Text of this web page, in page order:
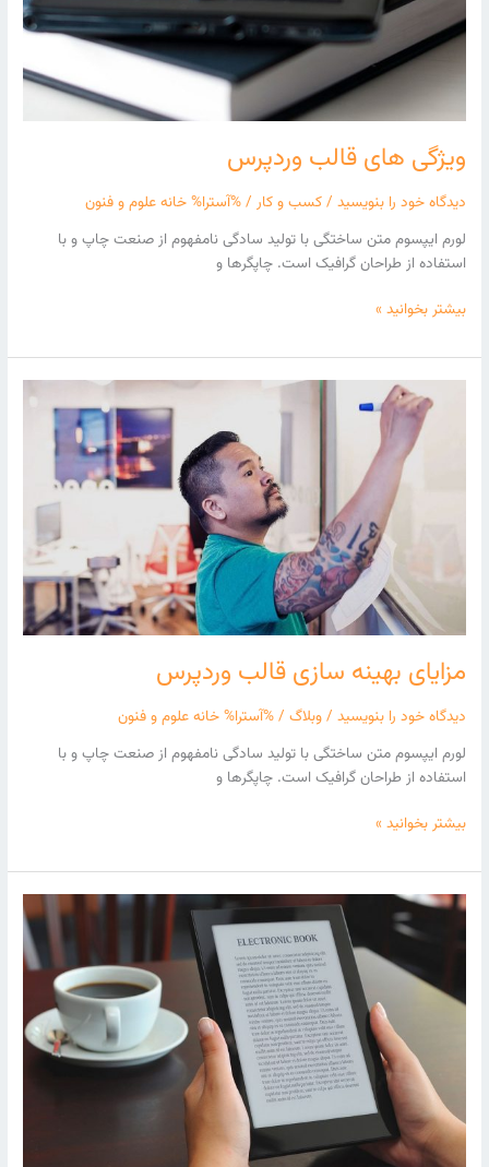
ویژگی های قالب وردپرس
دیدگاه‌ خود را بنویسید /کسب و کار / %آسترا%خانه علوم و فنون
لورم ایپسوم متن ساختگی با تولید سادگی نامفهوم از صنعت چاپ و با
استفاده از طراحان گرافیک است. چاپگرها و
بیشتر بخوانید »
مزایای بهینه سازی قالب وردپرس
دیدگاه‌ خود را بنویسید /وبلاگ / %آسترا%خانه علوم و فنون
لورم ایپسوم متن ساختگی با تولید سادگی نامفهوم از صنعت چاپ و با
استفاده از طراحان گرافیک است. چاپگرها و
بیشتر بخوانید »
بررسی
اجمالی
فارست